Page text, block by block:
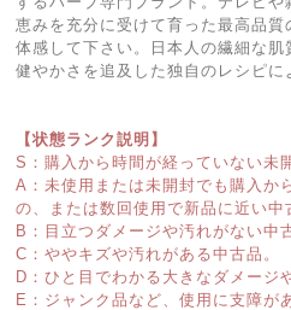
恵みを充分に受けて育った最高品
体感して下さい。日本人の繊細な肌
健やかさを追及した独自のレシピ
【状態ランク説明】
S：購入から時間が経っていない未
A：未使用または未開封でも購入か
の、または数回使用で新品に近い中
B：目立つダメージや汚れがない中
C：ややキズや汚れがある中古品。
D：ひと目でわかる大きなダメージ
E：ジャンク品など、使用に支障が